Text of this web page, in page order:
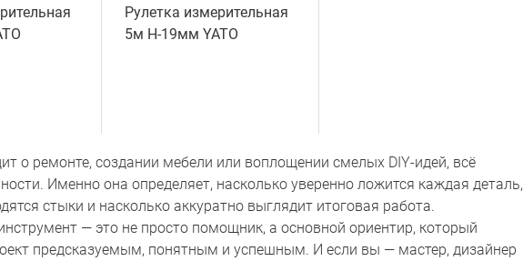
Рулетка измерительная
5м H-19мм YATO
о ремонте, создании мебели или воплощении смелых DIY-идей, всё
Именно она определяет, насколько уверенно ложится каждая деталь,
стыки и насколько аккуратно выглядит итоговая работа.
— это не просто помощник, а основной ориентир, который
предсказуемым, понятным и успешным. И если вы — мастер, дизайнер